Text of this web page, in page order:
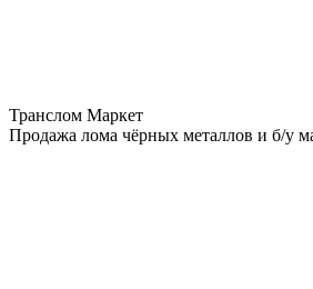
Транслом Маркет
Продажа лома чёрных металлов и б/у